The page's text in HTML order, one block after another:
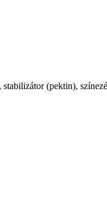
stabilizátor (pektin),